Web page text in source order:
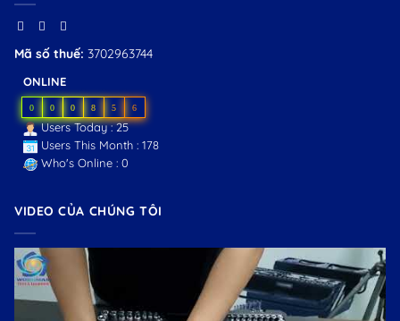
Mã số thuế: 3702963744
ONLINE
0 0 0 8 5 6
Users Today : 25
Users This Month : 178
Who's Online : 0
VIDEO CỦA CHÚNG TÔI